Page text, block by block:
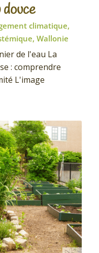
douce
climatique,
, Wallonie
de l'eau La
: comprendre
L'image